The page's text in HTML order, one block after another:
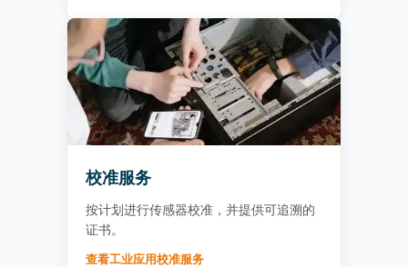
校准服务
按计划进行传感器校准，并提供可追溯的
证书。
查看工业应用校准服务